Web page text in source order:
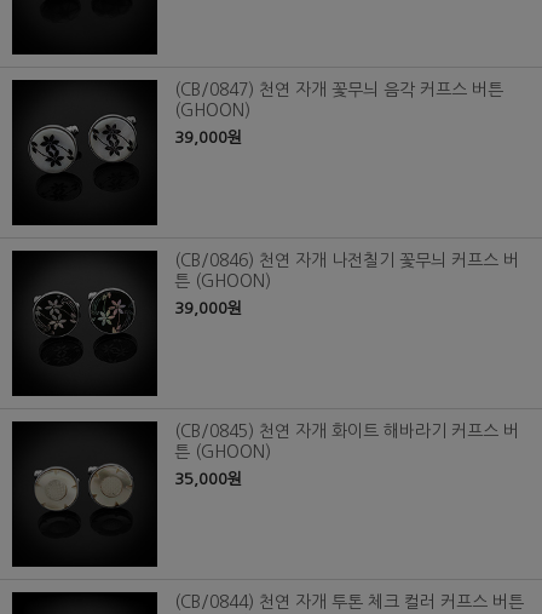
(CB/0847) 천연 자개 꽃무늬 음각 커프스 버튼
(GHOON)
39,000원
(CB/0846) 천연 자개 나전칠기 꽃무늬 커프스 버
튼 (GHOON)
39,000원
(CB/0845) 천연 자개 화이트 해바라기 커프스 버
튼 (GHOON)
35,000원
(CB/0844) 천연 자개 투톤 체크 컬러 커프스 버튼